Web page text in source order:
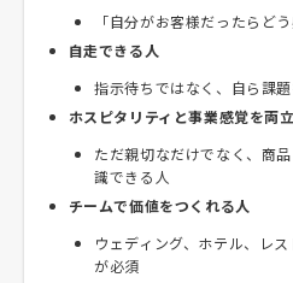
「自分がお客様だったらど
自走できる人
指示待ちではなく、自ら課
ホスピタリティと事業感覚を両
ただ親切なだけでなく、商
識できる人
チームで価値をつくれる人
ウェディング、ホテル、レ
が必須